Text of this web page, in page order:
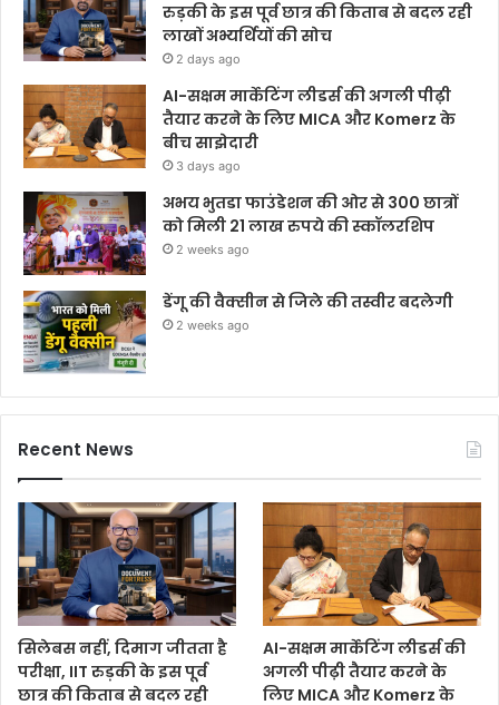
रुड़की के इस पूर्व छात्र की किताब से बदल रही
लाखों अभ्यर्थियों की सोच
2 days ago
AI-सक्षम मार्केटिंग लीडर्स की अगली पीढ़ी
तैयार करने के लिए MICA और Komerz के
बीच साझेदारी
3 days ago
अभय भुतडा फाउंडेशन की ओर से 300 छात्रों
को मिली 21 लाख रुपये की स्कॉलरशिप
2 weeks ago
डेंगू की वैक्सीन से जिले की तस्वीर बदलेगी
2 weeks ago
Recent News
सिलेबस नहीं, दिमाग जीतता है
परीक्षा, IIT रुड़की के इस पूर्व
छात्र की किताब से बदल रही
AI-सक्षम मार्केटिंग लीडर्स की
अगली पीढ़ी तैयार करने के
लिए MICA और Komerz के